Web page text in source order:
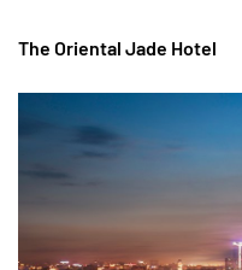
The Oriental Jade Hotel